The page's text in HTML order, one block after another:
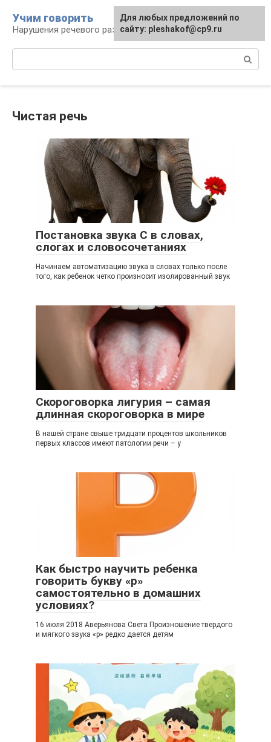
контенту
Учим говорить
Нарушения речевого развития
Чистая речь
Постановка звука С в словах,
слогах и словосочетаниях
Начинаем автоматизацию звука в словах только после
того, как ребенок четко произносит изолированный звук
Скороговорка лигурия – самая
длинная скороговорка в мире
В нашей стране свыше тридцати процентов школьников
первых классов имеют патологии речи – у
Как быстро научить ребенка
говорить букву «р»
самостоятельно в домашних
условиях?
16 июля 2018 Аверьянова Света Произношение твердого
и мягкого звука «р» редко дается детям
Для любых предложений по
сайту: pleshakof@cp9.ru